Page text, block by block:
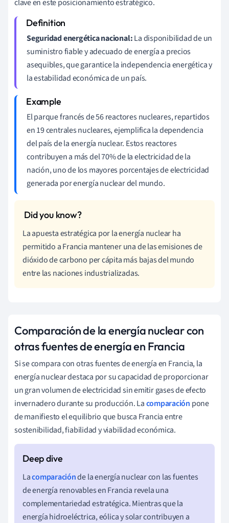
clave en este posicionamiento estratégico.
Seguridad energética nacional:La disponibilidad de un
suministro fiable y adecuado de energía a precios
asequibles, que garantice la independencia energética y
la estabilidad económica de un país.
El parque francés de 56 reactores nucleares, repartidos
en 19 centrales nucleares, ejemplifica la dependencia
del país de la energía nuclear. Estos reactores
contribuyen a más del 70% de la electricidad de la
nación, uno de los mayores porcentajes de electricidad
generada por energía nuclear del mundo.
La apuesta estratégica por la energía nuclear ha
permitido a Francia mantener una de las emisiones de
dióxido de carbono per cápita más bajas del mundo
entre las naciones industrializadas.
Comparación de la energía nuclear con
otras fuentes de energía en Francia
Si se compara con otras fuentes de energía en Francia, la
energía nuclear destaca por su capacidad de proporcionar
un gran volumen de electricidad sin emitir gases de efecto
invernadero durante su producción. Lacomparación pone
de manifiesto el equilibrio que busca Francia entre
sostenibilidad, fiabilidad y viabilidad económica.
Lacomparaciónde la energía nuclear con las fuentes
de energía renovables en Francia revela una
complementariedad estratégica. Mientras que la
energía hidroeléctrica, eólica y solar contribuyen a